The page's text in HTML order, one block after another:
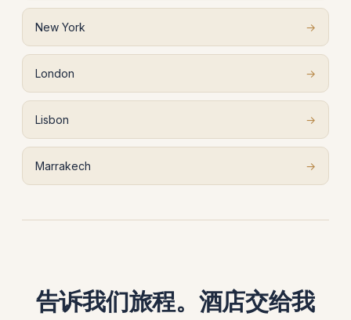
New York →
London →
Lisbon →
Marrakech →
告诉我们旅程。酒店交给我